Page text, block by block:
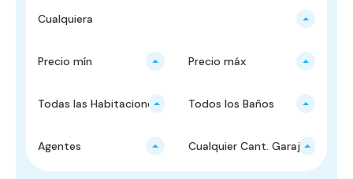
Cualquiera
Precio mín Precio máx
Todas las Habitaciones Todos los Baños
Agentes Cualquier Cant. Garajes